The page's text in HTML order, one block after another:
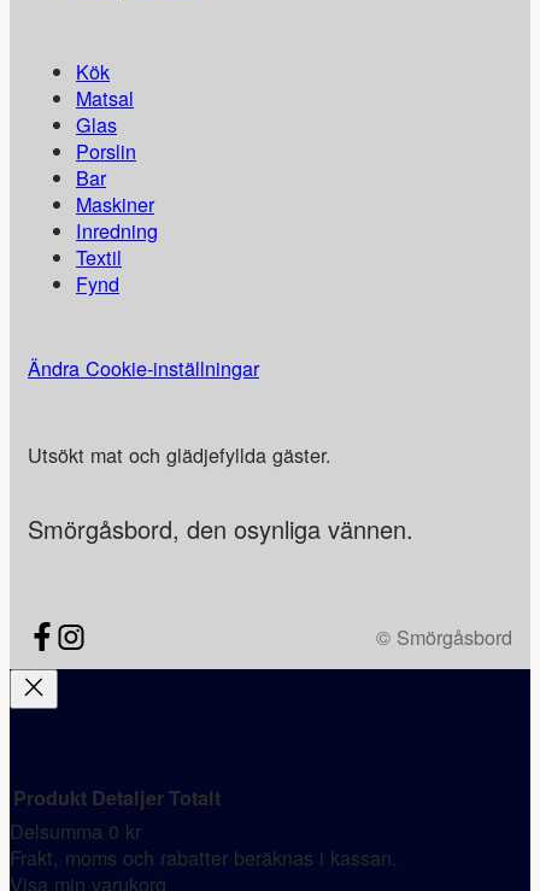
Kök
Matsal
Glas
Porslin
Bar
Maskiner
Inredning
Textil
Fynd
Ändra Cookie-inställningar
Utsökt mat och glädjefyllda gäster.
Smörgåsbord, den osynliga vännen.
© Smörgåsbord
Produkter
Produkt DetaljerTotalt
Delsumma 0 kr
Frakt, moms och rabatter beräknas i kassan.
Visa min varukorg